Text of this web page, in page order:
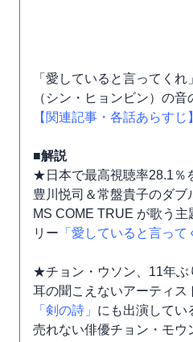
「愛していると言ってく
（シン・ヒョンビン）の
【関連記事・各話あらすじ】
■解説
★日本で最高視聴率28.1％
豊川悦司＆常盤貴子のダ
MS COME TRUE が歌う
リー 「愛していると言って
★チョン・ウソン、11年ぶ
耳の聞こえないアーティ
「剣の詩」 にも出演してい
売れない俳優チョン・モウ